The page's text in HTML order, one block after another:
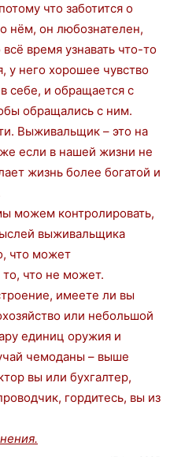
что заботится о
нём, он любознателен,
время узнавать что-то
у него хорошее чувство
себе, и обращается с
обращались с ним.
Выживальщик – это на
если в нашей жизни не
жизнь более богатой и
можем контролировать,
выживальщика
что может
что не может.
имеете ли вы
или небольшой
единиц оружия и
чемоданы – выше
вы или бухгалтер,
гордитесь, вы из